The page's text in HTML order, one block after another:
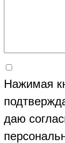
Нажимая
даю